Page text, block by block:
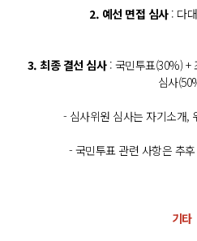
2. 예선 면접 심사: 다
3. 최종 결선 심사: 국민투표(30%) +
심사
- 심사위원 심사는 자기소개,
- 국민투표 관련 사항은 추
기타